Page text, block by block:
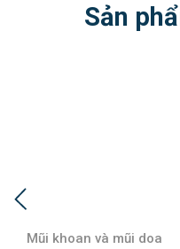
Sản
Mũi khoan và mũi